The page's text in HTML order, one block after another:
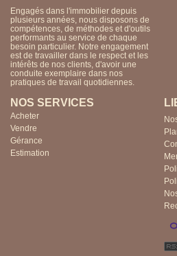
Engagés dans l'immobilier depuis
plusieurs années, nous disposons de
compétences, de méthodes et d'outils
performants au service de chaque
besoin particulier. Notre engagement
est de travailler dans le respect et les
intérêts de nos clients, d'avoir une
conduite exemplaire dans nos
pratiques de travail quotidiennes.
NOS SERVICES
Acheter
Vendre
Gérance
Estimation